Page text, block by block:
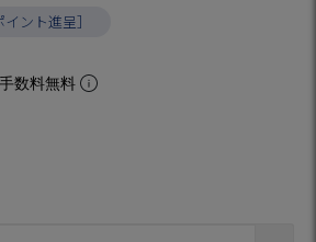
イント進呈］
数料無料